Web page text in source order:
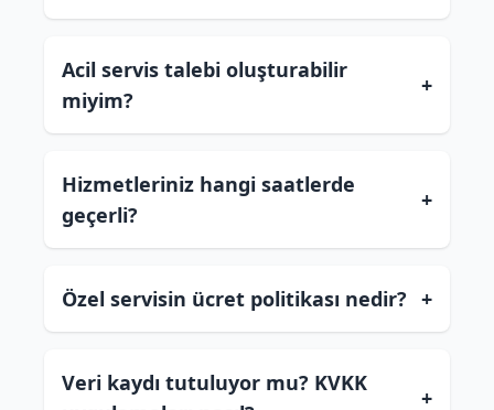
Acil servis talebi oluşturabilir
miyim?
+
Hizmetleriniz hangi saatlerde
geçerli?
+
Özel servisin ücret politikası nedir? +
Veri kaydı tutuluyor mu? KVKK
+